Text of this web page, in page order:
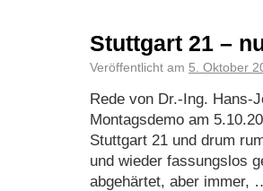
Stuttgart 21 –
Veröffentlicht am 5. Oktober
Rede von Dr.-Ing. Hans-
Montagsdemo am
Stuttgart 21 und drum
und wieder fassungslos
abgehärtet, aber